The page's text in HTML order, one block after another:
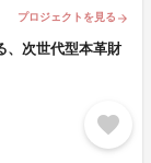
プロジェクトを見る arrow_forward
、次世代型本革財
favorite